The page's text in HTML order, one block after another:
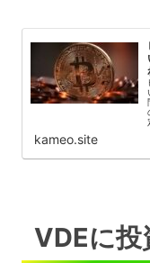
kameo.site
VDEに投